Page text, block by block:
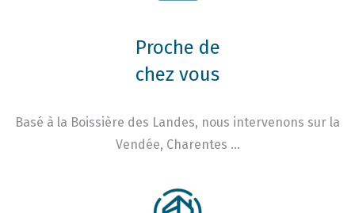
Proche de
chez vous
Basé à la Boissière des Landes, nous intervenons sur la
Vendée, Charentes …